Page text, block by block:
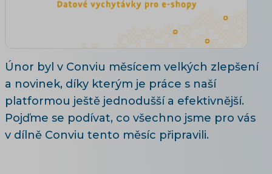
Únor byl v Conviu měsícem velkých zlepšení
a novinek, díky kterým je práce s naší
platformou ještě jednodušší a efektivnější.
Pojďme se podívat, co všechno jsme pro vás
v dílně Conviu tento měsíc připravili.